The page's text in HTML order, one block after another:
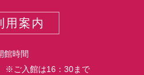
用案内
館時間
※ご入館は16：30まで